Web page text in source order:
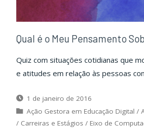
Qual é o Meu Pensamento
Quiz com situações cotidianas que
e atitudes em relação às pessoas
1 de janeiro de 2016
Ação Gestora em Educação Digital /
/ Carreiras e Estágios / Eixo de